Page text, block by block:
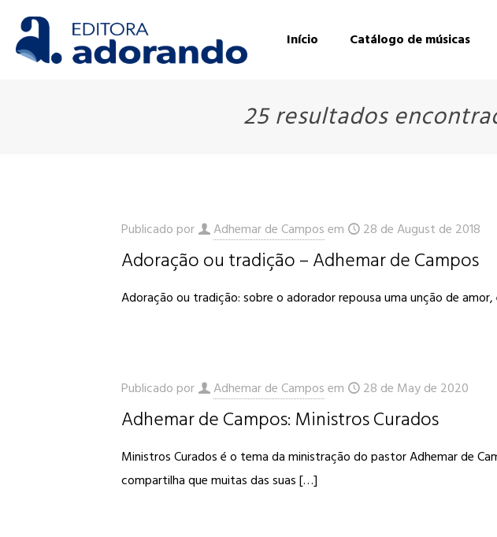
Início Catálogo de músicas
25 resultados
Publicado por Adhemar de Camposem 28 de August de 2018
Adoração ou tradição – Adhemar de Campos
Adoração ou tradição: sobre o adorador repousa uma unção de
Publicado por Adhemar de Camposem 28 de May de 2020
Adhemar de Campos: Ministros Curados
Ministros Curados é o tema da ministração do pastor Adhemar de
compartilha que muitas das suas[…]